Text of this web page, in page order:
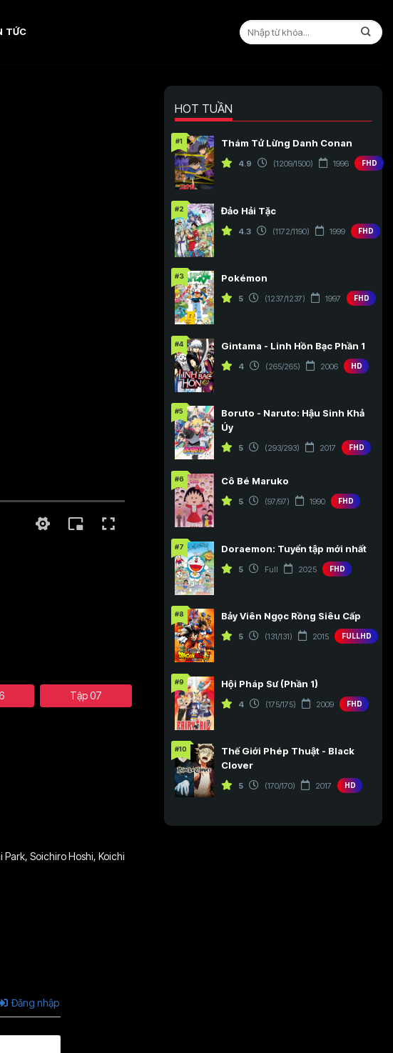
TỨC
Tập 07
Park, Soichiro Hoshi, Koichi
Đăng nhập
HOT TUẦN
#1 Thám Tử Lừng Danh Conan
4.9 (1209/1500) 1996 FHD
#2 Đảo Hải Tặc
4.3 (1172/1190) 1999 FHD
#3 Pokémon
5 (1237/1237) 1997 FHD
#4 Gintama - Linh Hồn Bạc Phần 1
4 (265/265) 2006 HD
#5
Boruto - Naruto: Hậu Sinh Khả
Úy
5 (293/293) 2017 FHD
#6 Cô Bé Maruko
5 (97/97) 1990 FHD
#7 Doraemon: Tuyển tập mới nhất
5 Full 2025 FHD
#8 Bảy Viên Ngọc Rồng Siêu Cấp
5 (131/131) 2015 FULLHD
#9 Hội Pháp Sư (Phần 1)
4 (175/175) 2009 FHD
#10
Thế Giới Phép Thuật - Black
Clover
5 (170/170) 2017 HD